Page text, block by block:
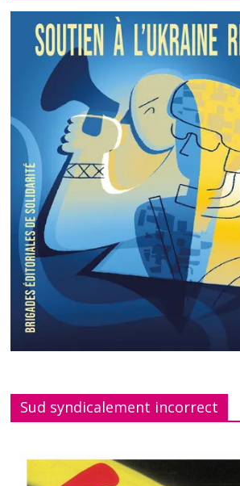
Sud syndicalement incorrect